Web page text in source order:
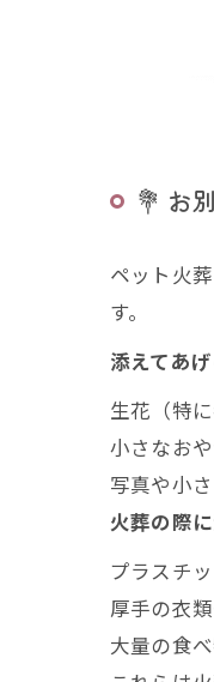
💐 お
ペット火
す。
添えてあ
生花（特
小さなお
写真や小
火葬の際
プラスチ
厚手の衣
大量の食